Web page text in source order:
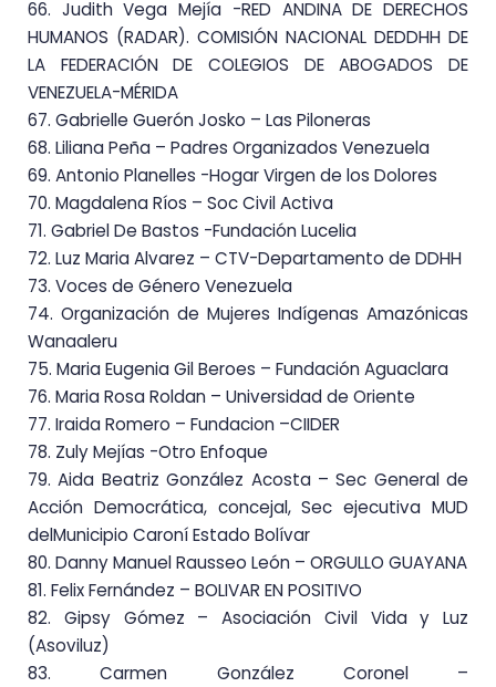
66. Judith Vega Mejía -RED ANDINA DE DERECHOS
HUMANOS (RADAR). COMISIÓN NACIONAL DEDDHH DE
LA FEDERACIÓN DE COLEGIOS DE ABOGADOS DE
VENEZUELA-MÉRIDA
67. Gabrielle Guerón Josko – Las Piloneras
68. LilianaPeña – Padres Organizados Venezuela
69. Antonio Planelles -Hogar Virgen de los Dolores
70. Magdalena Ríos – Soc Civil Activa
71. Gabriel De Bastos -Fundación Lucelia
72. Luz Maria Alvarez – CTV-Departamento de DDHH
73. Voces de Género Venezuela
74. Organización de Mujeres Indígenas Amazónicas
Wanaaleru
75. Maria Eugenia Gil Beroes – Fundación Aguaclara
76. Maria Rosa Roldan – Universidad de Oriente
77. Iraida Romero – Fundacion –CIIDER
78. Zuly Mejías -Otro Enfoque
79. Aida Beatriz González Acosta – Sec General de
Acción Democrática, concejal, Sec ejecutiva MUD
delMunicipio Caroní Estado Bolívar
80. Danny Manuel Rausseo León – ORGULLO GUAYANA
81. Felix Fernández – BOLIVAR EN POSITIVO
82. Gipsy Gómez – Asociación Civil Vida y Luz
(Asoviluz)
83. Carmen González Coronel –